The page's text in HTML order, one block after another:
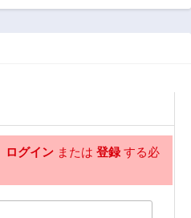
第25.2話
第19話
2年前
ログイン または 登録する必